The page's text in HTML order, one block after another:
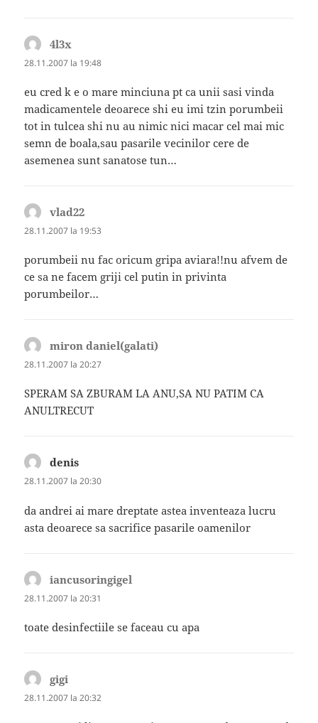
4l3x
28.11.2007 la 19:48
eu cred k e o mare minciuna pt ca unii sasi vinda
madicamentele deoarece shi eu imi tzin porumbeii
tot in tulcea shi nu au nimic nici macar cel mai mic
semn de boala,sau pasarile vecinilor cere de
asemenea sunt sanatose tun…
vlad22
28.11.2007 la 19:53
porumbeii nu fac oricum gripa aviara!!nu afvem de
ce sa ne facem griji cel putin in privinta
porumbeilor…
miron daniel(galati)
28.11.2007 la 20:27
SPERAM SA ZBURAM LA ANU,SA NU PATIM CA
ANULTRECUT
denis
28.11.2007 la 20:30
da andrei ai mare dreptate astea inventeaza lucru
asta deoarece sa sacrifice pasarile oamenilor
iancusoringigel
28.11.2007 la 20:31
toate desinfectiile se faceau cu apa
gigi
28.11.2007 la 20:32